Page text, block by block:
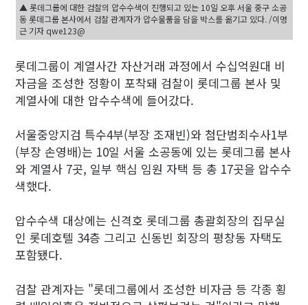
▲ 롯데그룹에 대한 검찰의 압수수색이 진행되고 있는 10일 오후 서울 중구 소공
동 롯데그룹 본사에서 검찰 관계자가 압수물품을 담을 박스를 옮기고 있다. /이명
근 기자 qwe123@
롯데그룹이 계열사간 자산거래 과정에서 수십억원대 비
자금을 조성한 정황이 포착돼 검찰이 롯데그룹 본사 및
계열사에 대한 압수수색에 들어갔다.
서울중앙지검 특수4부(부장 조재빈)와 첨단범죄수사1부
(부장 손영배)는 10일 서울 소공동에 있는 롯데그룹 본사
와 계열사 7곳, 일부 핵심 임원 자택 등 총 17곳을 압수수
색했다.
압수수색 대상에는 신격호 롯데그룹 총괄회장의 집무실
인 롯데호텔 34층 그리고 신동빈 회장의 평창동 자택도
포함됐다.
검찰 관계자는 "롯데그룹에서 조성한 비자금 등 각종 횡